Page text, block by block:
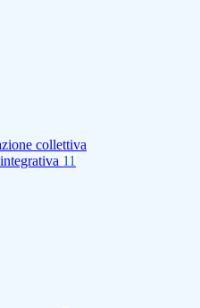
collettiva
11